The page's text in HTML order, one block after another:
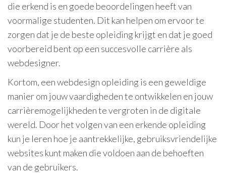
die erkend is en goede beoordelingen heeft van
voormalige studenten. Dit kan helpen om ervoor te
zorgen dat je de beste opleiding krijgt en dat je goed
voorbereid bent op een succesvolle carrière als
webdesigner.
Kortom, een webdesign opleiding is een geweldige
manier om jouw vaardigheden te ontwikkelen en jouw
carrièremogelijkheden te vergroten in de digitale
wereld. Door het volgen van een erkende opleiding
kun je leren hoe je aantrekkelijke, gebruiksvriendelijke
websites kunt maken die voldoen aan de behoeften
van de gebruikers.